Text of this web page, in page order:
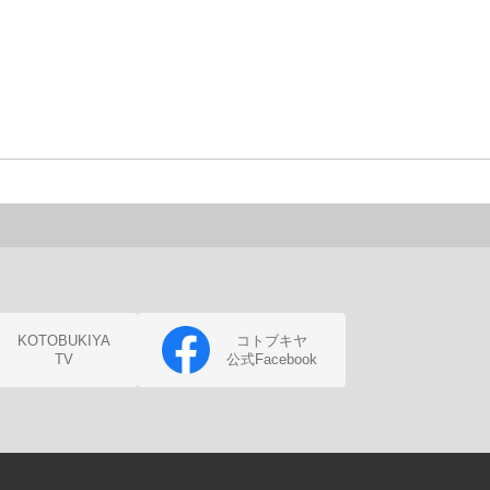
KOTOBUKIYA
TV
コトブキヤ
公式Facebook